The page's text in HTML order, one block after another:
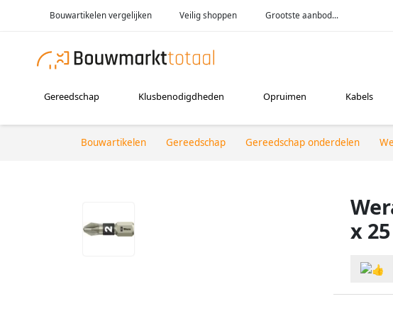
Bouwartikelen vergelijken Veilig shoppen Grootste aanbod...
Gereedschap Klusbenodigdheden Opruimen Kabels
Bouwartikelen Gereedschap Gereedschap onderdelen
x